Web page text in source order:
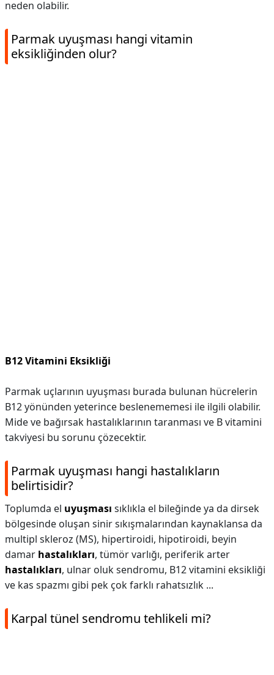
neden olabilir.
Parmak uyuşması hangi vitamin
eksikliğinden olur?
B12 Vitamini Eksikliği
Parmak uçlarının uyuşması burada bulunan hücrelerin
B12 yönünden yeterince beslenememesi ile ilgili olabilir.
Mide ve bağırsak hastalıklarının taranması ve B vitamini
takviyesi bu sorunu çözecektir.
Parmak uyuşması hangi hastalıkların
belirtisidir?
Toplumda el uyuşması sıklıkla el bileğinde ya da dirsek
bölgesinde oluşan sinir sıkışmalarından kaynaklansa da
multipl skleroz (MS), hipertiroidi, hipotiroidi, beyin
damar hastalıkları, tümör varlığı, periferik arter
hastalıkları, ulnar oluk sendromu, B12 vitamini eksikliği
ve kas spazmı gibi pek çok farklı rahatsızlık ...
Karpal tünel sendromu tehlikeli mi?